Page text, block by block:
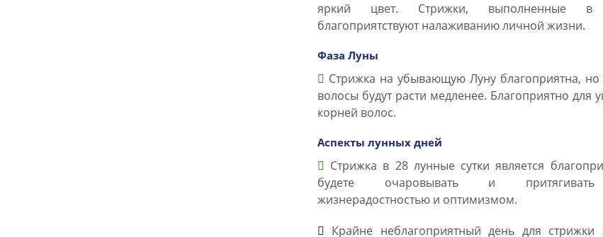
яркий цвет. Стрижки, выполненные в
благоприятствуют налаживанию личной жизни.
Фаза Луны
Стрижка на убывающую Луну благоприятна, но
волосы будут расти медленее. Благоприятно для
корней волос.
Аспекты лунных дней
Стрижка в 28 лунные сутки является
будете очаровывать и
жизнерадостностью и оптимизмом.
Крайне неблагоприятный день для стрижки